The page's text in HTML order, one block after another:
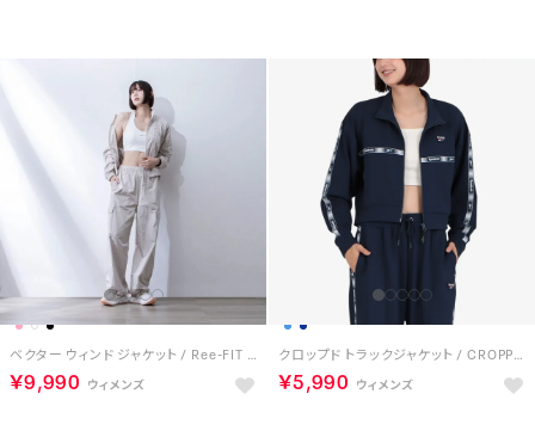
ベクター ウィンド ジャケット / Ree-FIT VECTOR WIND JACKET （ホワイト）
￥9,990
クロップド トラックジャケット / CROPPED TRACK JACKET （ネイビー）
￥5,990